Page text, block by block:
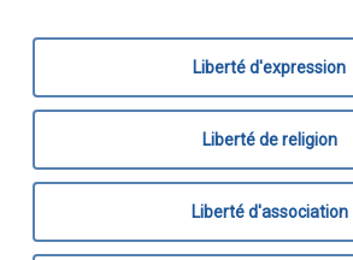
Liberté d'expression
Liberté de religion
Liberté d'association